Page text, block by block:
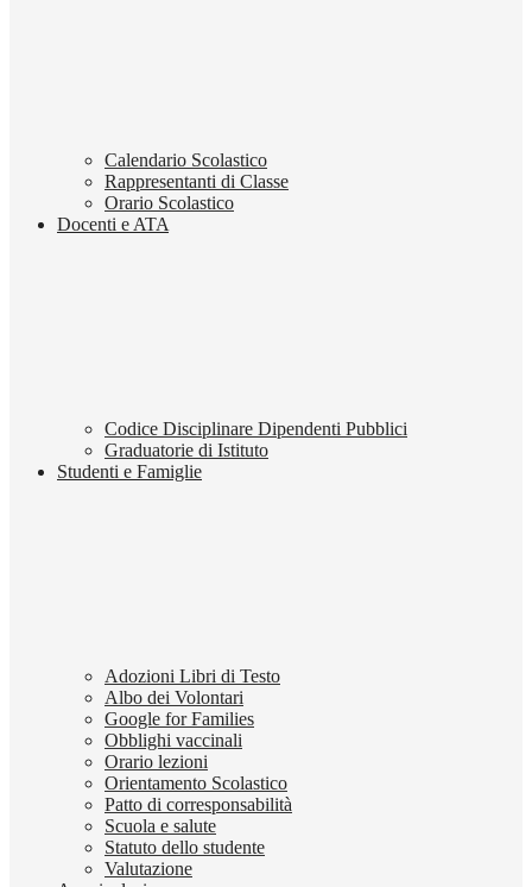
Calendario Scolastico
Rappresentanti di Classe
Orario Scolastico
Docenti e ATA
Codice Disciplinare Dipendenti Pubblici
Graduatorie di Istituto
Studenti e Famiglie
Adozioni Libri di Testo
Albo dei Volontari
Google for Families
Obblighi vaccinali
Orario lezioni
Orientamento Scolastico
Patto di corresponsabilità
Scuola e salute
Statuto dello studente
Valutazione